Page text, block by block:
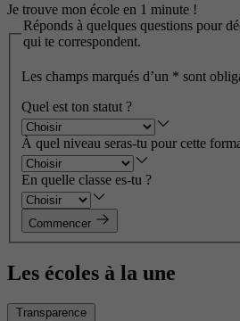
Je trouve mon école en 1 minute !
Réponds à quelques questions pour
qui te correspondent.
Les champs marqués d’un * sont
Quel est ton statut ?
À quel niveau seras-tu pour cette
En quelle classe es-tu ?
Commencer
Les écoles à la une
Transparence